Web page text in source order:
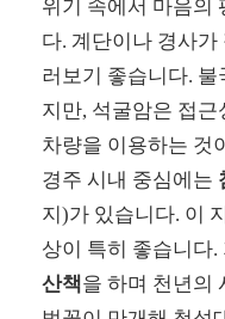
위기 속에서 마음의
다. 계단이나 경사
러보기 좋습니다. 불
지만, 석굴암은 접근
차량을 이용하는 것
경주 시내 중심에는
지)가 있습니다. 이
상이 특히 좋습니다.
산책을 하며 천년의